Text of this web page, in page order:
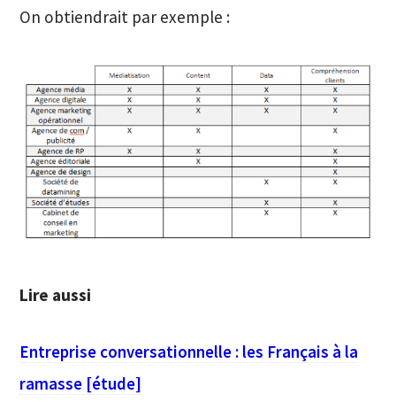
On obtiendrait par exemple :
Lire aussi
Entreprise conversationnelle : les Français à la
ramasse [étude]